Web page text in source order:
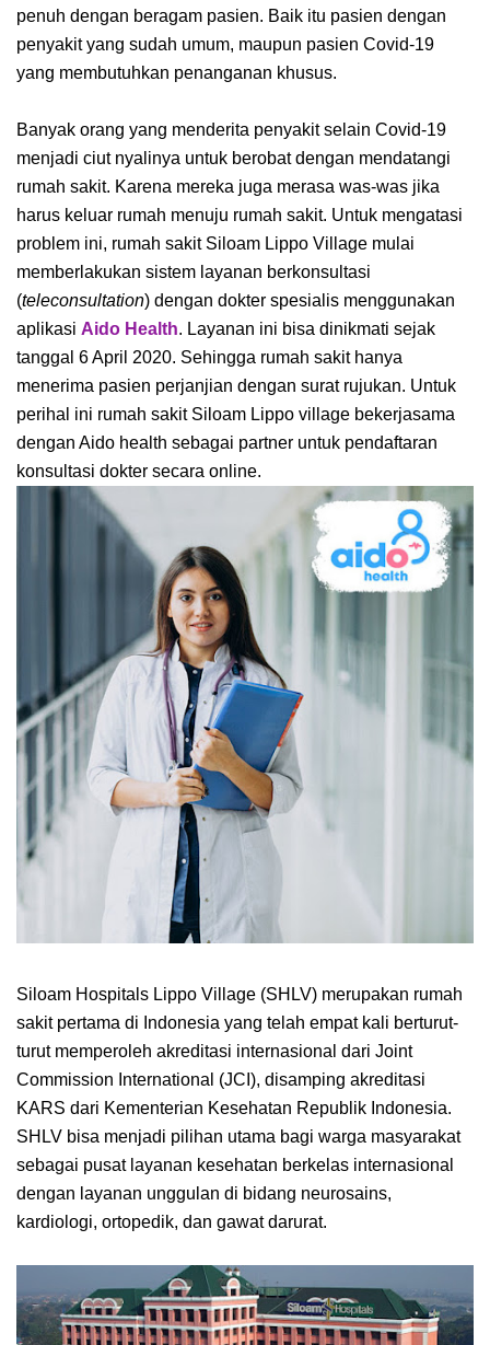
penuh dengan beragam pasien. Baik itu pasien dengan
penyakit yang sudah umum, maupun pasien Covid-19
yang membutuhkan penanganan khusus.
Banyak orang yang menderita penyakit selain Covid-19
menjadi ciut nyalinya untuk berobat dengan mendatangi
rumah sakit. Karena mereka juga merasa was-was jika
harus keluar rumah menuju rumah sakit. Untuk mengatasi
problem ini, rumah sakit Siloam Lippo Village mulai
memberlakukan sistem layanan berkonsultasi
(teleconsultation) dengan dokter spesialis menggunakan
aplikasi Aido Health. Layanan ini bisa dinikmati sejak
tanggal 6 April 2020. Sehingga rumah sakit hanya
menerima pasien perjanjian dengan surat rujukan. Untuk
perihal ini rumah sakit Siloam Lippo village bekerjasama
dengan Aido health sebagai partner untuk pendaftaran
konsultasi dokter secara online.
Siloam Hospitals Lippo Village (SHLV) merupakan rumah
sakit pertama di Indonesia yang telah empat kali berturut-
turut memperoleh akreditasi internasional dari Joint
Commission International (JCI), disamping akreditasi
KARS dari Kementerian Kesehatan Republik Indonesia.
SHLV bisa menjadi pilihan utama bagi warga masyarakat
sebagai pusat layanan kesehatan berkelas internasional
dengan layanan unggulan di bidang neurosains,
kardiologi, ortopedik, dan gawat darurat.